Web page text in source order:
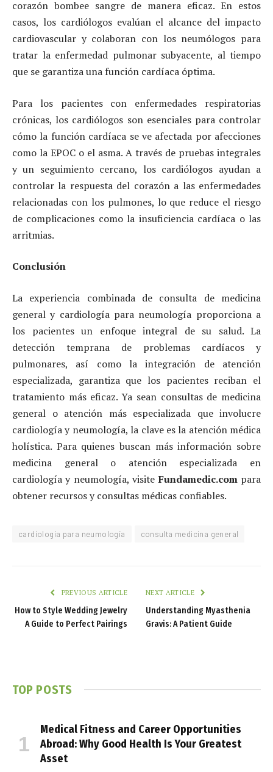
corazón bombee sangre de manera eficaz. En estos
casos, los cardiólogos evalúan el alcance del impacto
cardiovascular y colaboran con los neumólogos para
tratar la enfermedad pulmonar subyacente, al tiempo
que se garantiza una función cardíaca óptima.
Para los pacientes con enfermedades respiratorias
crónicas, los cardiólogos son esenciales para controlar
cómo la función cardíaca se ve afectada por afecciones
como la EPOC o el asma. A través de pruebas integrales
y un seguimiento cercano, los cardiólogos ayudan a
controlar la respuesta del corazón a las enfermedades
relacionadas con los pulmones, lo que reduce el riesgo
de complicaciones como la insuficiencia cardíaca o las
arritmias.
Conclusión
La experiencia combinada de consulta de medicina
general y cardiología para neumología proporciona a
los pacientes un enfoque integral de su salud. La
detección temprana de problemas cardíacos y
pulmonares, así como la integración de atención
especializada, garantiza que los pacientes reciban el
tratamiento más eficaz. Ya sean consultas de medicina
general o atención más especializada que involucre
cardiología y neumología, la clave es la atención médica
holística. Para quienes buscan más información sobre
medicina general o atención especializada en
cardiología y neumología, visiteFundamedic.compara
obtener recursos y consultas médicas confiables.
cardiología para neumología consulta medicina general
PREVIOUS ARTICLE
How to Style Wedding Jewelry
A Guide to Perfect Pairings
NEXT ARTICLE
Understanding Myasthenia
Gravis: A Patient Guide
TOP POSTS
Medical Fitness and Career Opportunities
Abroad: Why Good Health Is Your Greatest
Asset